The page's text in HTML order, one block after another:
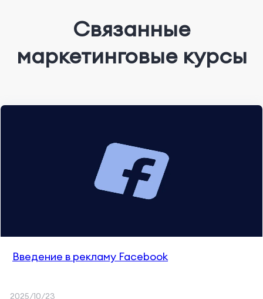
Связанные
маркетинговые курсы
Введение в рекламу Facebook
2025/10/23